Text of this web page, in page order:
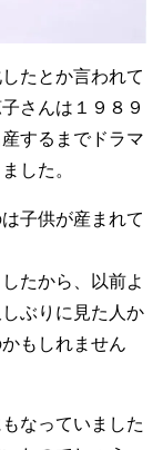
たとか言われて
さんは１９８９
するまでドラマ
した。
子供が産まれて
たから、以前よ
ぶりに見た人か
もしれません
なっていました